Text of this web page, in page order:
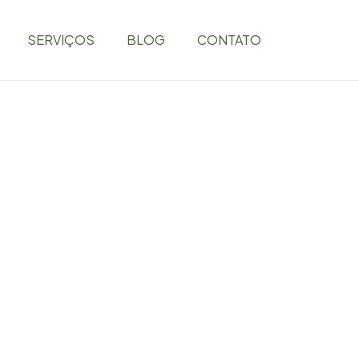
SERVIÇOS BLOG CONTATO